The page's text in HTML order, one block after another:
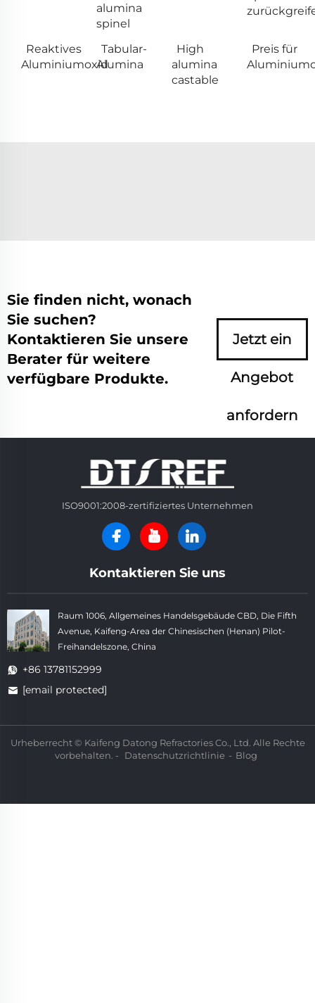
alumina
spinel
Reaktives
Aluminiumoxid
Tabular-
Alumina
High
alumina
castable
Preis für
Sie finden nicht, wonach
Sie suchen?
Kontaktieren Sie unsere
Berater für weitere
verfügbare Produkte.
Jetzt ein
Angebot
anfordern
ISO9001:2008-zertifiziertes Unternehmen
Kontaktieren Sie uns
Raum 1006, Allgemeines Handelsgebäude CBD, Die Fifth
Avenue, Kaifeng-Area der Chinesischen (Henan) Pilot-
Freihandelszone, China
+86 13781152999
[email protected]
Urheberrecht © Kaifeng Datong Refractories Co., Ltd. Alle Rechte
vorbehalten. -
Datenschutzrichtlinie - Blog